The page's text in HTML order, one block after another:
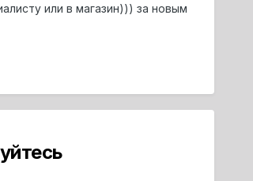
или в магазин))) за новым